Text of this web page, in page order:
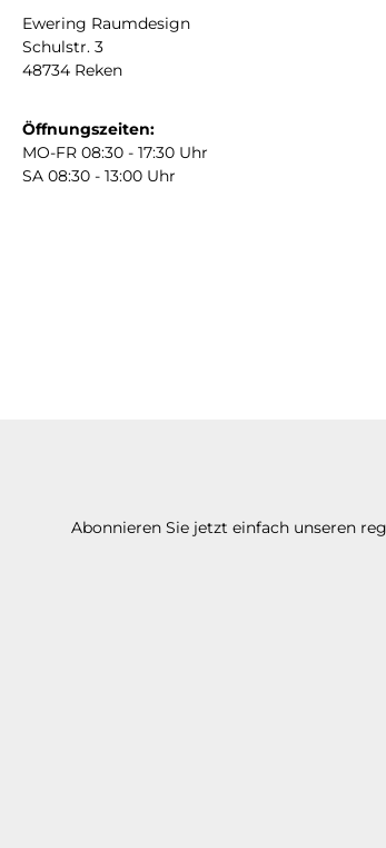
Ewering Raumdesign
Schulstr. 3
48734 Reken
Öffnungszeiten:
MO-FR 08:30 - 17:30 Uhr
SA 08:30 - 13:00 Uhr
Abonnieren Sie jetzt einfach unseren